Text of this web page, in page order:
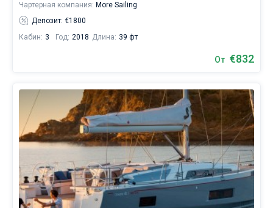
Чартерная компания: More Sailing
Депозит: €1800
Кабин: 3 Год: 2018 Длина: 39 фт
От €832